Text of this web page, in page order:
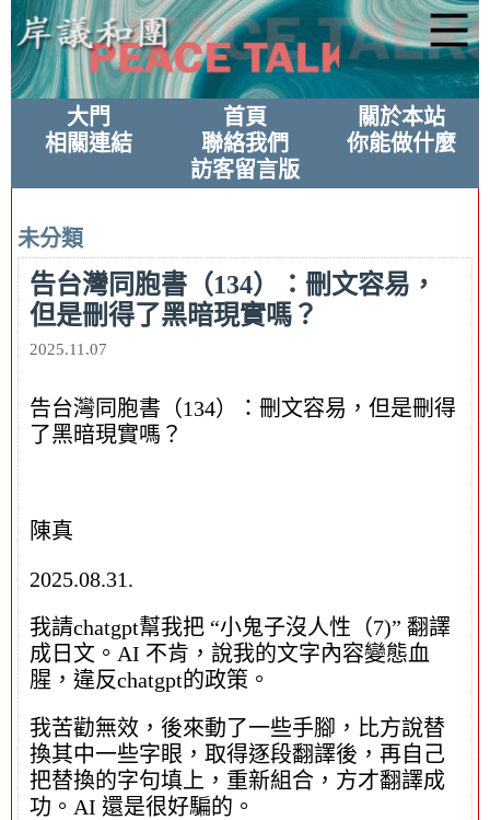
大門 首頁
關於本站
相關連結
聯絡我們
你能做什麼
訪客留言版
未分類
告台灣同胞書（134）：刪文容易，
但是刪得了黑暗現實嗎？
2025.11.07
告台灣同胞書（134）：刪文容易，但是刪得
了黑暗現實嗎？
陳真
2025.08.31.
我請chatgpt幫我把 “小鬼子沒人性（7)” 翻譯
成日文。AI 不肯，說我的文字內容變態血
腥，違反chatgpt的政策。
我苦勸無效，後來動了一些手腳，比方說替
換其中一些字眼，取得逐段翻譯後，再自己
把替換的字句填上，重新組合，方才翻譯成
功。AI 還是很好騙的。